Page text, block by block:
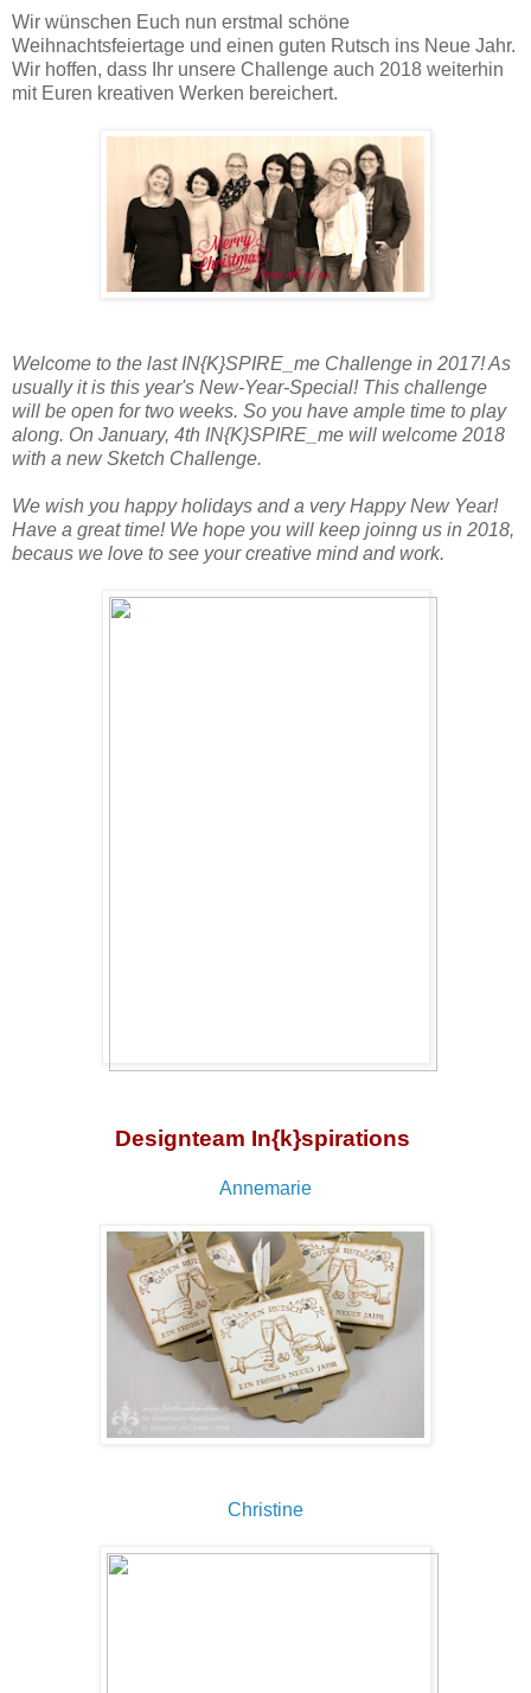
Wir wünschen Euch nun erstmal schöne
Weihnachtsfeiertage und einen guten Rutsch ins Neue Jahr.
Wir hoffen, dass Ihr unsere Challenge auch 2018 weiterhin
mit Euren kreativen Werken bereichert.
Welcome to the last IN{K}SPIRE_me Challenge in 2017! As
usually it is this year's New-Year-Special! This challenge
will be open for two weeks. So you have ample time to play
along. On January, 4th IN{K}SPIRE_me will welcome 2018
with a new Sketch Challenge.
We wish you happy holidays and a very Happy New Year!
Have a great time! We hope you will keep joinng us in 2018,
becaus we love to see your creative mind and work.
Designteam In{k}spirations
Annemarie
Christine